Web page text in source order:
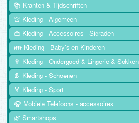
📚 Kranten & Tijdschriften
👚 Kleding - Algemeen
👜 Kleding - Accessoires - Sieraden
👪 Kleding - Baby's en Kinderen
👙 Kleding - Ondergoed & Lingerie & Sokken
👢 Kleding - Schoenen
🏅 Kleding - Sport
🎧 Mobiele Telefoons - accessoires
🌿 Smartshops